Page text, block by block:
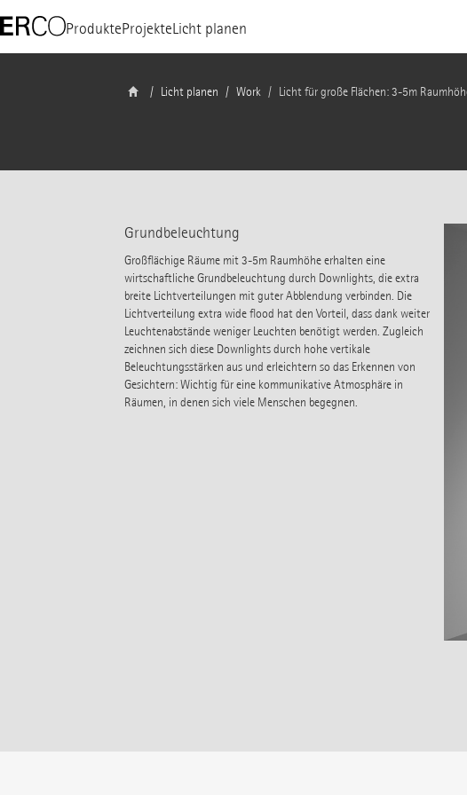
ProdukteProjekteLicht planen
Licht planen Work Licht für große Flächen: 3-5m
Grundbeleuchtung
Großflächige Räume mit 3-5m Raumhöhe erhalten eine
wirtschaftliche Grundbeleuchtung durch Downlights, die extra
breite Lichtverteilungen mit guter Abblendung verbinden. Die
Lichtverteilung extra wide flood hat den Vorteil, dass dank weiter
Leuchtenabstände weniger Leuchten benötigt werden. Zugleich
zeichnen sich diese Downlights durch hohe vertikale
Beleuchtungsstärken aus und erleichtern so das Erkennen von
Gesichtern: Wichtig für eine kommunikative Atmosphäre in
Räumen, in denen sich viele Menschen begegnen.